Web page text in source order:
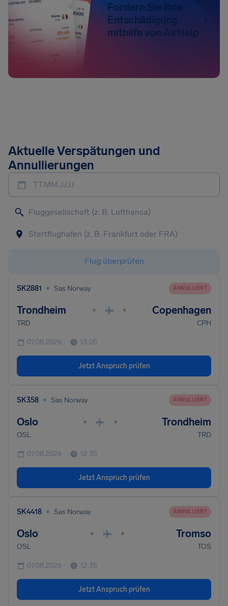
Fordern Sie Ihre
Entschädigung
mithilfe von AirHelp
Aktuelle Verspätungen und
Annullierungen
TT.MM.JJJJ
Flug überprüfen
SK2881 • Sas Norway ANNULLIERT
Trondheim • • Copenhagen
TRD CPH
07.08.2026 13:05
Jetzt Anspruch prüfen
SK358 • Sas Norway ANNULLIERT
Oslo • • Trondheim
OSL TRD
07.08.2026 12:35
Jetzt Anspruch prüfen
SK4418 • Sas Norway ANNULLIERT
Oslo • • Tromso
OSL TOS
07.08.2026 12:35
Jetzt Anspruch prüfen